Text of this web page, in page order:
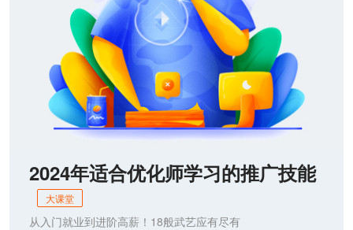
2024年适合优化师学习的推广技能
大课堂
从入门就业到进阶高薪！18般武艺应有尽有